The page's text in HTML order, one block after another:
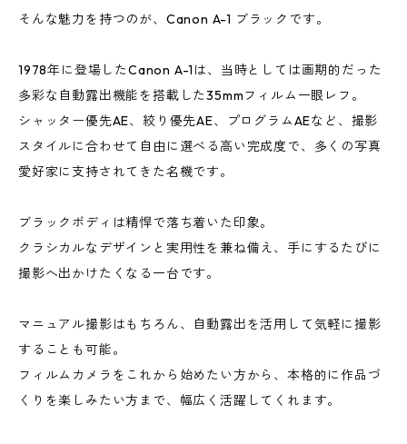
そんな魅力を持つのが、Canon A-1 ブラックです。
1978年に登場したCanon A-1は、当時としては画期的だった
多彩な自動露出機能を搭載した35mmフィルム一眼レフ。
シャッター優先AE、絞り優先AE、プログラムAEなど、撮影
スタイルに合わせて自由に選べる高い完成度で、多くの写真
愛好家に支持されてきた名機です。
ブラックボディは精悍で落ち着いた印象。
クラシカルなデザインと実用性を兼ね備え、手にするたびに
撮影へ出かけたくなる一台です。
マニュアル撮影はもちろん、自動露出を活用して気軽に撮影
することも可能。
フィルムカメラをこれから始めたい方から、本格的に作品づ
くりを楽しみたい方まで、幅広く活躍してくれます。